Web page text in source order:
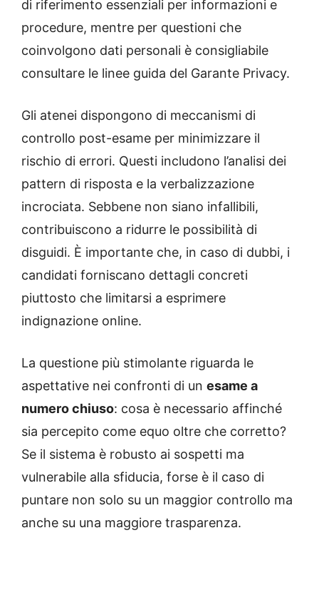
di riferimento essenziali per informazioni e
procedure, mentre per questioni che
coinvolgono dati personali è consigliabile
consultare le linee guida del Garante Privacy.
Gli atenei dispongono di meccanismi di
controllo post-esame per minimizzare il
rischio di errori. Questi includono l’analisi dei
pattern di risposta e la verbalizzazione
incrociata. Sebbene non siano infallibili,
contribuiscono a ridurre le possibilità di
disguidi. È importante che, in caso di dubbi, i
candidati forniscano dettagli concreti
piuttosto che limitarsi a esprimere
indignazione online.
La questione più stimolante riguarda le
aspettative nei confronti di un esame a
numero chiuso: cosa è necessario affinché
sia percepito come equo oltre che corretto?
Se il sistema è robusto ai sospetti ma
vulnerabile alla sfiducia, forse è il caso di
puntare non solo su un maggior controllo ma
anche su una maggiore trasparenza.